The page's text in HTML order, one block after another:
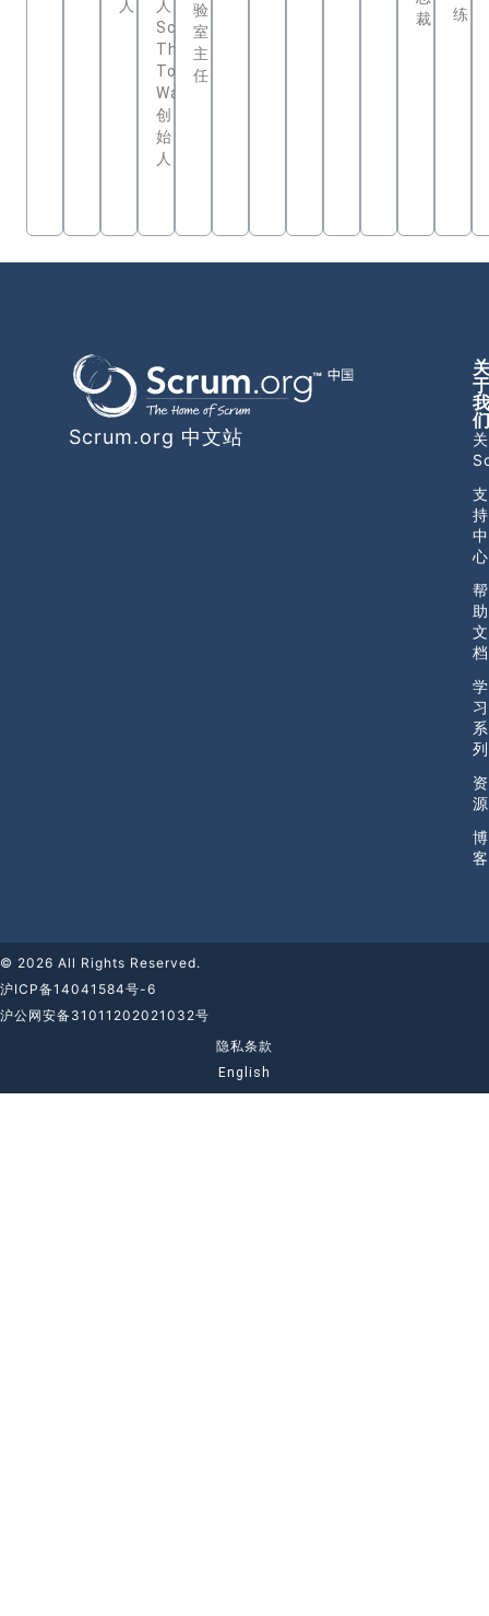
人
人，
Scrum
The
Toyota
Way™
创
始
人
验
室
主
任
裁
练
Scrum.org 中文站
支
持
中
心
帮
助
文
档
学
习
系
列
资
源
博
客
© 2026 All Rights Reserved.
沪ICP备14041584号-6
沪公网安备31011202021032号
隐私条款
English